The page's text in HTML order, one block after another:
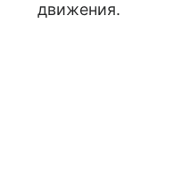
движения.